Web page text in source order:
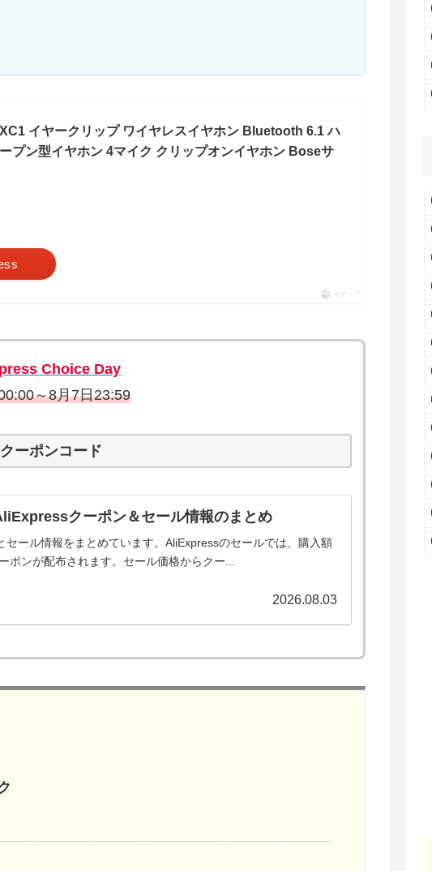
イヤークリップ ワイヤレスイヤホン Bluetooth 6.1 ハ
プン型イヤホン 4マイク クリップオンイヤホン Boseサ
ポチップ
Choice Day
～8月7日23:59
クーポンコード
クーポン＆セール情報のまとめ
セール情報をまとめています。AliExpressのセールでは、購入額
ポンが配布されます。セール価格からクー...
2026.08.03